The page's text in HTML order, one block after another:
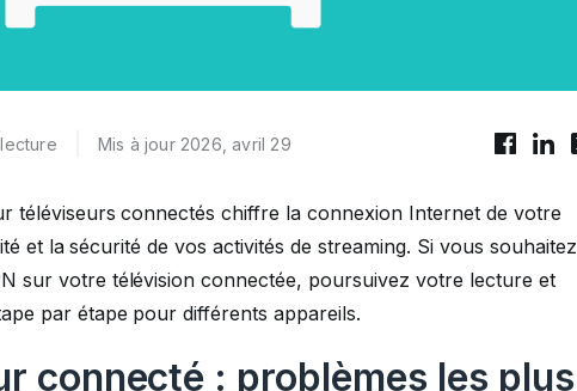
Mis à jour 2026, avril 29
téléviseurs connectés chiffre la connexion Internet de votre
et la sécurité de vos activités de streaming. Si vous souhaitez
sur votre télévision connectée, poursuivez votre lecture et
par étape pour différents appareils.
connecté : problèmes les plus